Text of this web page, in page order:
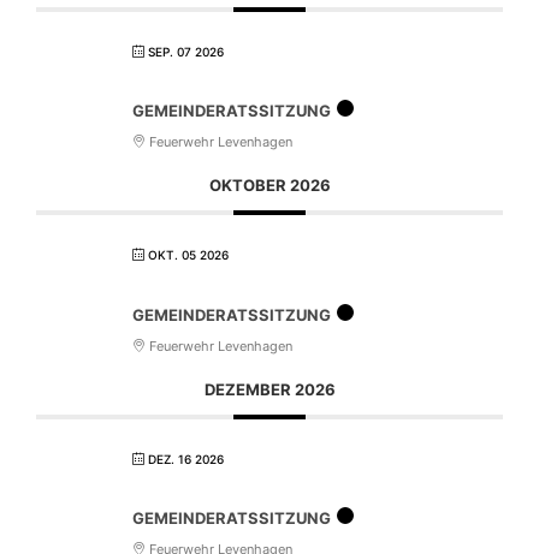
SEP. 07 2026
GEMEINDERATSSITZUNG
Feuerwehr Levenhagen
OKTOBER 2026
OKT. 05 2026
GEMEINDERATSSITZUNG
Feuerwehr Levenhagen
DEZEMBER 2026
DEZ. 16 2026
GEMEINDERATSSITZUNG
Feuerwehr Levenhagen